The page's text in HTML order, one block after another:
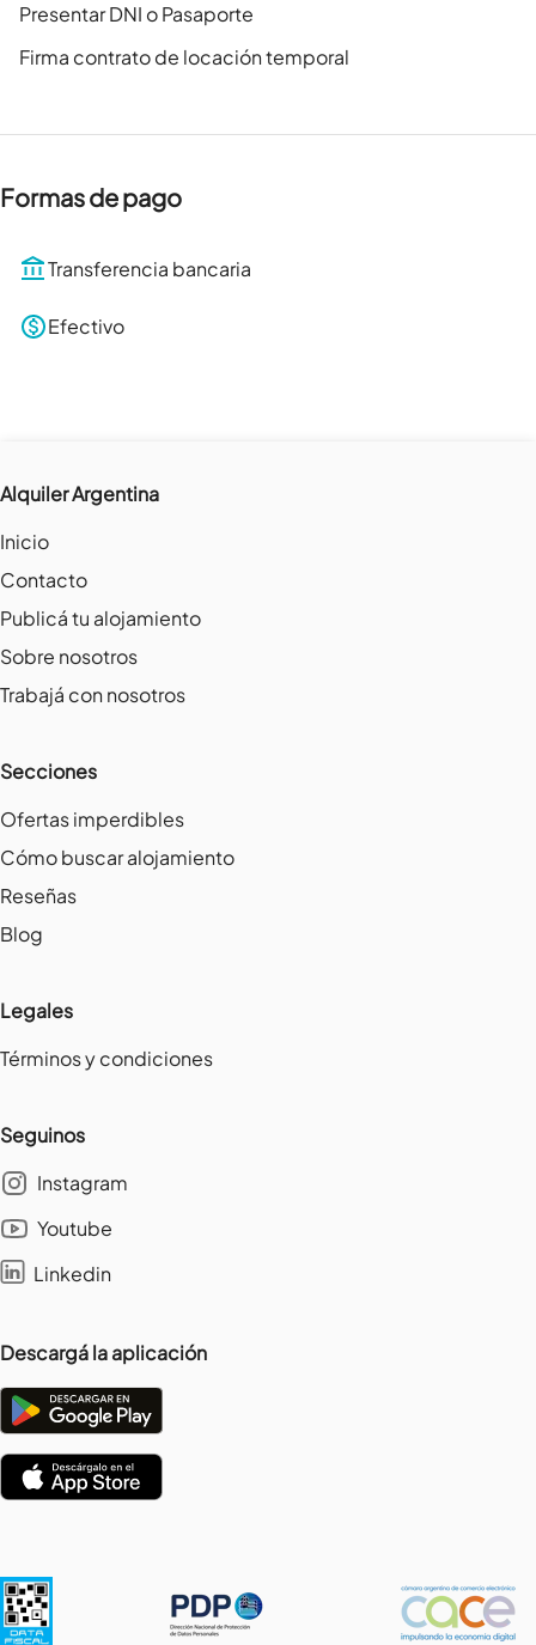
Presentar DNI o Pasaporte
Firma contrato de locación temporal
Formas de pago
Transferencia bancaria
Efectivo
Alquiler Argentina
Inicio
Contacto
Publicá tu alojamiento
Sobre nosotros
Trabajá con nosotros
Secciones
Ofertas imperdibles
Cómo buscar alojamiento
Reseñas
Blog
Legales
Términos y condiciones
Seguinos
Instagram
Youtube
Linkedin
Descargá la aplicación